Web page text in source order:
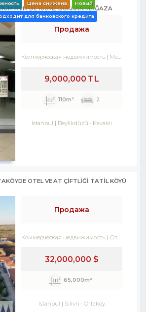
AVM DE 100M2 DÜKKAN MAĞAZA
Цена снижена Новый
для банковского кредита
Продажа
Коммерческая недвижимость Магазин
9,000,000 TL
110m² 2
Istanbul Beylikdüzü - Kavaklı
OTEL VE AT ÇİFTLİĞİ TATİL KÖYÜ
Продажа
Коммерческая недвижимость Отель
32,000,000 $
65,000m²
Istanbul Silivri -Ortaköy